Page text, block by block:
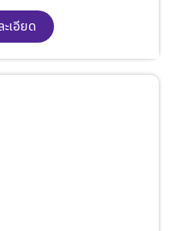
เอียด